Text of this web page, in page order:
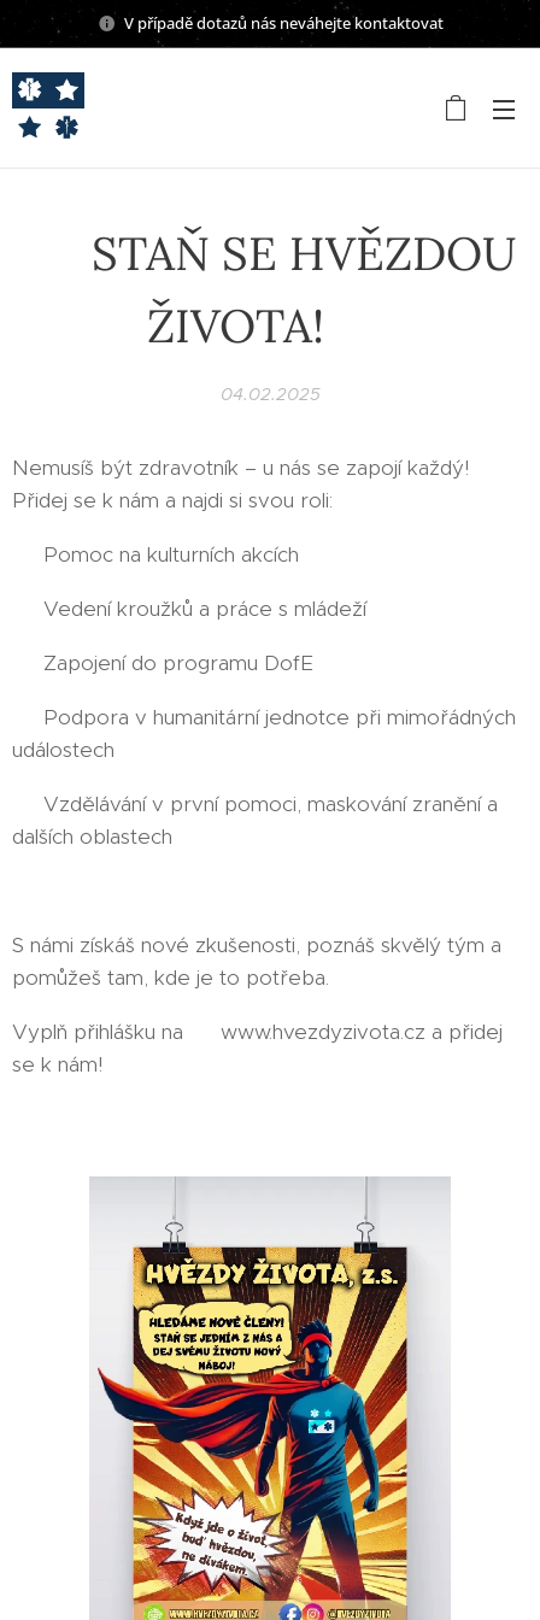
V případě dotazů nás neváhejte kontaktovat
✨ STAŇ SE HVĚZDOU
ŽIVOTA! ✨
04.02.2025
Nemusíš být zdravotník – u nás se zapojí každý!
Přidej se k nám a najdi si svou roli:
✅ Pomoc na kulturních akcích
✅ Vedení kroužků a práce s mládeží
✅ Zapojení do programu DofE
✅ Podpora v humanitární jednotce při mimořádných
událostech
✅ Vzdělávání v první pomoci, maskování zranění a
dalších oblastech
S námi získáš nové zkušenosti, poznáš skvělý tým a
pomůžeš tam, kde je to potřeba.
Vyplň přihlášku na 👉 www.hvezdyzivota.cz a přidej
se k nám!